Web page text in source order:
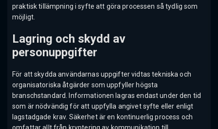
praktisk tillämpning i syfte att göra processen så tydlig som
möjligt.
Lagring och skydd av
personuppgifter
För att skydda användarnas uppgifter vidtas tekniska och
organisatoriska åtgärder som uppfyller högsta
branschstandard. Informationen lagras endast under den tid
som är nödvändig för att uppfylla angivet syfte eller enligt
lagstadgade krav. Säkerhet är en kontinuerlig process och
omfattar allt från kryptering av kommunikation till